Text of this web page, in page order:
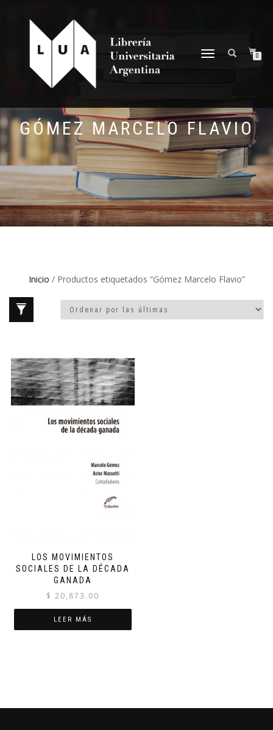
NAVEGACIÓN
0
GÓMEZ MARCELO FLAVIO
Inicio / Productos etiquetados “Gómez Marcelo Flavio”
LOS MOVIMIENTOS
SOCIALES DE LA DÉCADA
GANADA
$ 20,873.00
LEER MÁS